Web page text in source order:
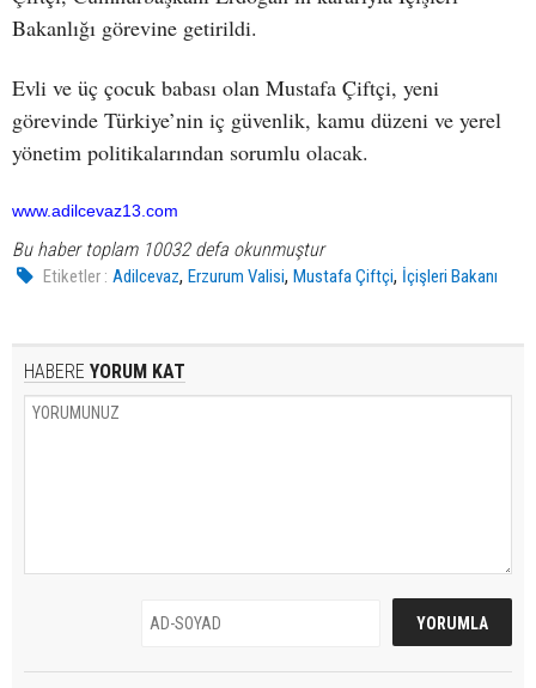
Bakanlığı görevine getirildi.
Evli ve üç çocuk babası olan Mustafa Çiftçi, yeni
görevinde Türkiye’nin iç güvenlik, kamu düzeni ve yerel
yönetim politikalarından sorumlu olacak.
www.adilcevaz13.com
Bu haber toplam 10032 defa okunmuştur
Etiketler : Adilcevaz,Erzurum Valisi,Mustafa Çiftçi, İçişleri Bakanı
HABERE YORUM KAT